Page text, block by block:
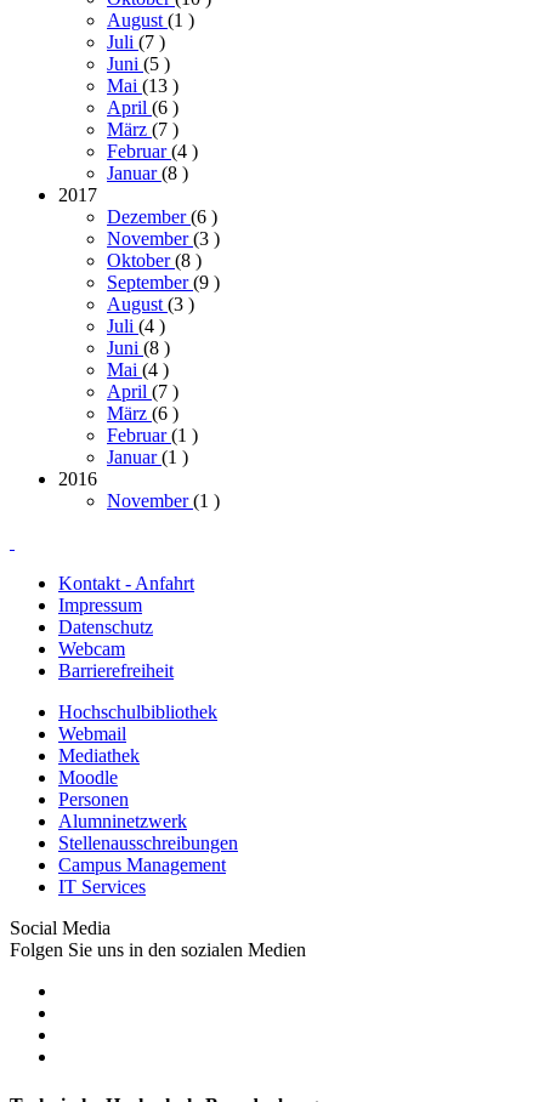
August (1 )
Juli (7 )
Juni (5 )
Mai (13 )
April (6 )
März (7 )
Februar(4 )
Januar(8 )
2017
Dezember(6 )
November(3 )
Oktober(8 )
September(9 )
August (3 )
Juli (4 )
Juni (8 )
Mai (4 )
April (7 )
März (6 )
Februar(1 )
Januar(1 )
2016
November(1 )
Kontakt - Anfahrt
Impressum
Datenschutz
Webcam
Barrierefreiheit
Hochschulbibliothek
Webmail
Mediathek
Moodle
Personen
Alumninetzwerk
Stellenausschreibungen
Campus Management
IT Services
Social Media
Folgen Sie uns in den sozialen Medien